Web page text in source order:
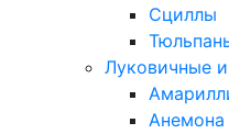
Сциллы
Луковичные
Анемона